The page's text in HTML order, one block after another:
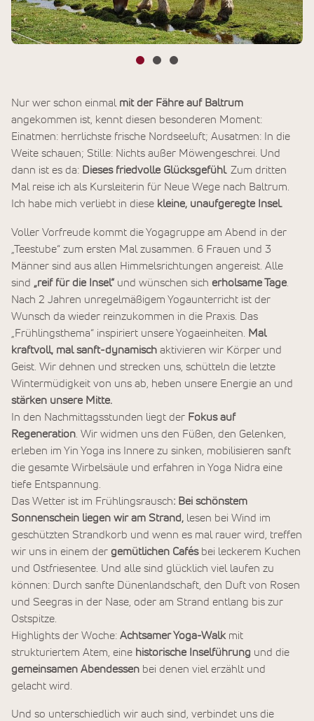
Nur wer schon einmalmit der Fähre auf Baltrum
angekommen ist, kennt diesen besonderen Moment:
Einatmen: herrlichste frische Nordseeluft; Ausatmen: In die
Weite schauen; Stille: Nichts außer Möwengeschrei. Und
dann ist es da: Dieses friedvolle Glücksgefühl. Zum dritten
Mal reise ich als Kursleiterin für Neue Wege nach Baltrum.
Ich habe mich verliebt in diese kleine, unaufgeregte Insel.
Voller Vorfreude kommt die Yogagruppe am Abend in der
„Teestube“ zum ersten Mal zusammen. 6 Frauen und 3
Männer sind aus allen Himmelsrichtungen angereist. Alle
sind „reif für die Insel“ und wünschen sich erholsame Tage
Nach 2 Jahren unregelmäßigem Yogaunterricht ist der
Wunsch da wieder reinzukommen in die Praxis. Das
„Frühlingsthema“ inspiriert unsere Yogaeinheiten.
Mal
kraftvoll, mal sanft-dynamisch aktivieren wir Körper und
Geist. Wir dehnen und strecken uns, schütteln die letzte
Wintermüdigkeit von uns ab, heben unsere Energie an und
stärken unsere Mitte.
In den Nachmittagsstunden liegt der Fokus auf
Regeneration . Wir widmen uns den Füßen, den Gelenken,
erleben im Yin Yoga ins Innere zu sinken, mobilisieren sanft
die gesamte Wirbelsäule und erfahren in Yoga Nidra eine
tiefe Entspannung.
Das Wetter ist im Frühlingsrausch: Bei schönstem
Sonnenschein liegen wir am Strand, lesen bei Wind im
geschützten Strandkorb und wenn es mal rauer wird, treffen
wir uns in einem der gemütlichen Cafés bei leckerem Kuchen
und Ostfriesentee. Und alle sind glücklich viel laufen zu
können: Durch sanfte Dünenlandschaft, den Duft von Rosen
und Seegras in der Nase, oder am Strand entlang bis zur
Ostspitze.
Highlights der Woche: Achtsamer Yoga-Walk mit
strukturiertem Atem, eine historische Inselführung und die
gemeinsamen Abendessen bei denen viel erzählt und
gelacht wird.
Und so unterschiedlich wir auch sind, verbindet uns die